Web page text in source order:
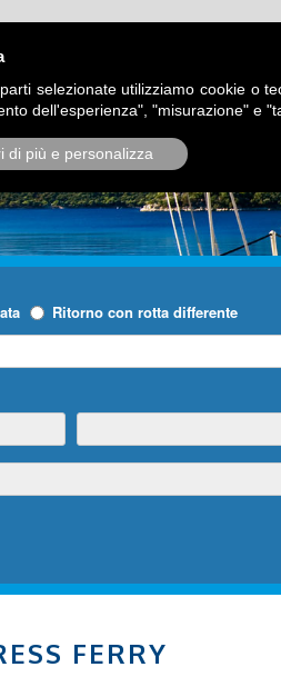
SIAMO
FERRY
selezionate utilizziamo cookie o
dell'esperienza", "misurazione" e
di più e personalizza